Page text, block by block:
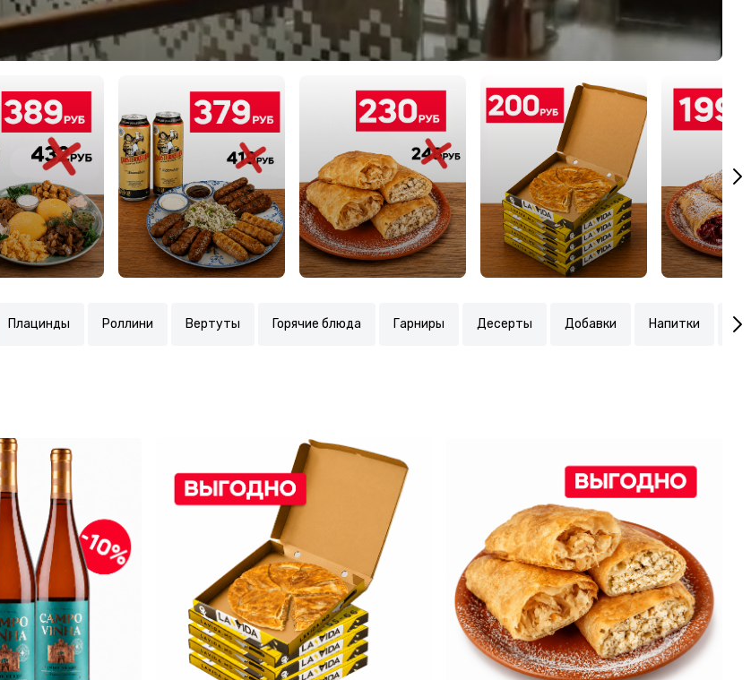
Плацинды Роллини Вертуты Горячие блюда Гарниры Десерты Добавки Напитки